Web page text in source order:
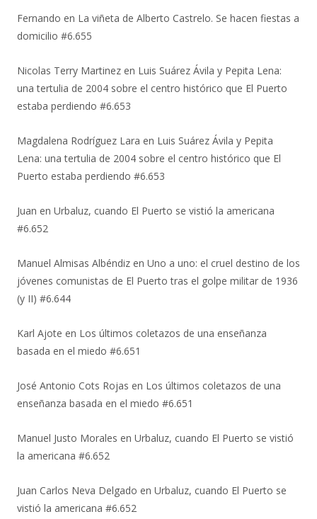
Fernando en La viñeta de Alberto Castrelo. Se hacen fiestas a
domicilio #6.655
Nicolas Terry Martinez en Luis Suárez Ávila y Pepita Lena:
una tertulia de 2004 sobre el centro histórico que El Puerto
estaba perdiendo #6.653
Magdalena Rodríguez Lara en Luis Suárez Ávila y Pepita
Lena: una tertulia de 2004 sobre el centro histórico que El
Puerto estaba perdiendo #6.653
Juan en Urbaluz, cuando El Puerto se vistió la americana
#6.652
Manuel Almisas Albéndiz en Uno a uno: el cruel destino de los
jóvenes comunistas de El Puerto tras el golpe militar de 1936
(y II) #6.644
Karl Ajote en Los últimos coletazos de una enseñanza
basada en el miedo #6.651
José Antonio Cots Rojas en Los últimos coletazos de una
enseñanza basada en el miedo #6.651
Manuel Justo Morales en Urbaluz, cuando El Puerto se vistió
la americana #6.652
Juan Carlos Neva Delgado en Urbaluz, cuando El Puerto se
vistió la americana #6.652